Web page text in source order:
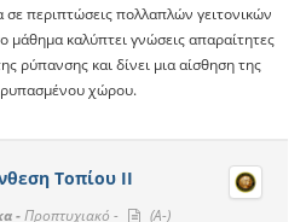
σε περιπτώσεις πολλαπλών γειτονικών
καλύπτει γνώσεις απαραίτητες
ρύπανσης και δίνει μια αίσθηση της
ρυπασμένου χώρου.
Tοπίου ΙΙ
-Προπτυχιακό -
(A-)